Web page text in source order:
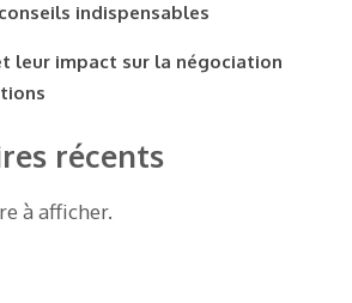
indispensables
leur impact sur la négociation
récents
à afficher.